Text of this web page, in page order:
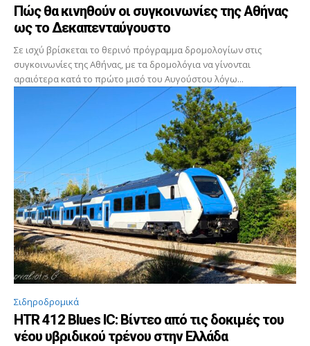
Πώς θα κινηθούν οι συγκοινωνίες της Αθήνας
ως το Δεκαπενταύγουστο
Σε ισχύ βρίσκεται το θερινό πρόγραμμα δρομολογίων στις
συγκοινωνίες της Αθήνας, με τα δρομολόγια να γίνονται
αραιότερα κατά το πρώτο μισό του Αυγούστου λόγω...
Σιδηροδρομικά
HTR 412 Blues IC: Βίντεο από τις δοκιμές του
νέου υβριδικού τρένου στην Ελλάδα